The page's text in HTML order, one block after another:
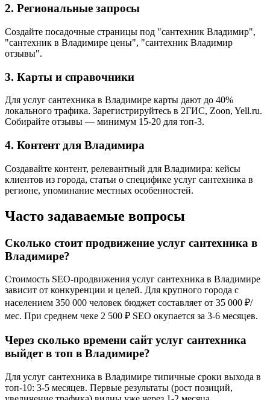
2. Региональные запросы
Создайте посадочные страницы под "сантехник Владимир",
"сантехник в Владимире цены", "сантехник Владимир
отзывы".
3. Карты и справочники
Для услуг сантехника в Владимире карты дают до 40%
локального трафика. Зарегистрируйтесь в 2ГИС, Zoon, Yell.ru.
Собирайте отзывы — минимум 15-20 для топ-3.
4. Контент для Владимира
Создавайте контент, релевантный для Владимира: кейсы
клиентов из города, статьи о специфике услуг сантехника в
регионе, упоминание местных особенностей.
Часто задаваемые вопросы
Сколько стоит продвижение услуг сантехника в
Владимире?
Стоимость SEO-продвижения услуг сантехника в Владимире
зависит от конкуренции и целей. Для крупного города с
населением 350 000 человек бюджет составляет от 35 000 ₽/
мес. При среднем чеке 2 500 ₽ SEO окупается за 3-6 месяцев.
Через сколько времени сайт услуг сантехника
выйдет в топ в Владимире?
Для услуг сантехника в Владимире типичные сроки выхода в
топ-10: 3-5 месяцев. Первые результаты (рост позиций,